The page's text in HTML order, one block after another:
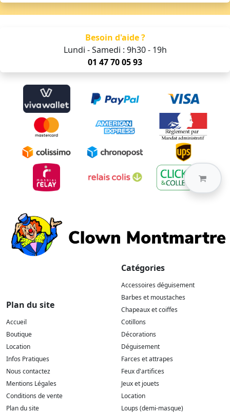
Besoin d'aide ?
Lundi - Samedi : 9h30 - 19h
01 47 70 05 93
Plan du site
Accueil
Boutique
Location
Infos Pratiques
Nous contactez
Mentions Légales
Conditions de vente
Plan du site
Catégories
Accessoires déguisement
Barbes et moustaches
Chapeaux et coiffes
Cotillons
Décorations
Déguisement
Farces et attrapes
Feux d'artifices
Jeux et jouets
Location
Loups (demi-masque)